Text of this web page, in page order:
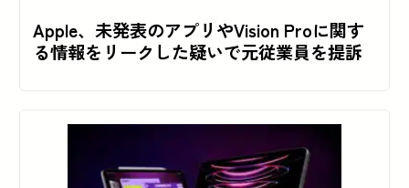
Apple、未発表のアプリやVision Proに関す
る情報をリークした疑いで元従業員を提訴